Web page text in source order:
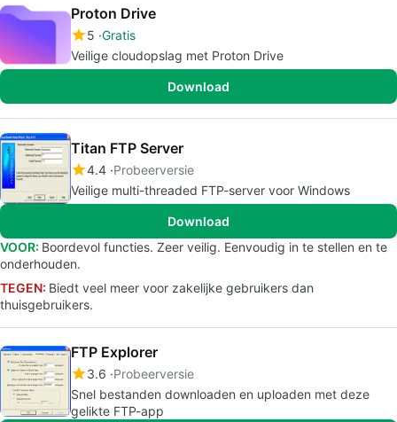
Proton Drive
5 Gratis
Veilige cloudopslag met Proton Drive
Download
Titan FTP Server
4.4 Probeerversie
Veilige multi-threaded FTP-server voor Windows
Download
VOOR: Boordevol functies. Zeer veilig. Eenvoudig in te stellen en te
onderhouden.
TEGEN: Biedt veel meer voor zakelijke gebruikers dan
thuisgebruikers.
FTP Explorer
3.6 Probeerversie
Snel bestanden downloaden en uploaden met deze
gelikte FTP-app